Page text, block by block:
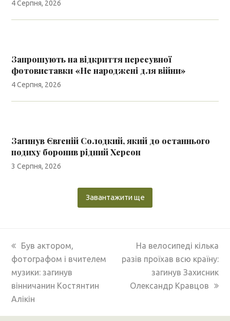
4 Серпня, 2026
Запрошують на відкриття пересувної
фотовиставки «Не народжені для війни»
4 Серпня, 2026
Загинув Євгеній Солодкий, який до останнього
подиху боронив рідний Херсон
3 Серпня, 2026
Завантажити ще
previous
post:
Був актором,
фотографом і вчителем
музики: загинув
вінничанин Костянтин
Алікін
next
post:
На велосипеді кілька
разів проїхав всю країну:
загинув Захисник
Олександр Кравцов